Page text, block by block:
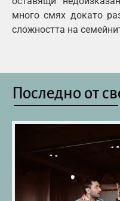
много смях докато
сложността на
Последно от